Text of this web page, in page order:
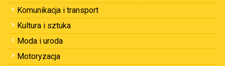
Komunikacja i transport
Kultura i sztuka
Moda i uroda
Motoryzacja